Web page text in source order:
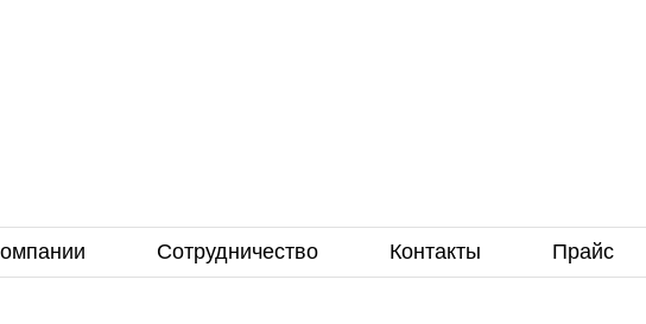
Сотрудничество Контакты Прайс